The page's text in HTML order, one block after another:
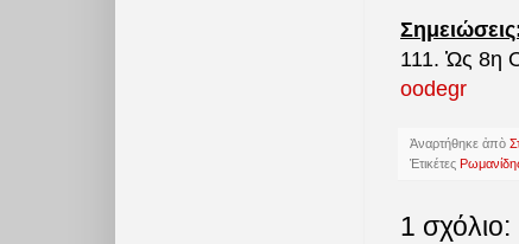
111. Ὡς 8η
oodegr
Ἀναρτήθηκε ἀπὸ
Ἐτικέτες
1 σχόλιο: